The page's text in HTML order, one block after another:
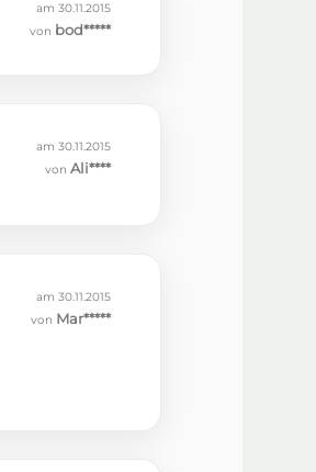
am 30.11.2015
von bod*****
am 30.11.2015
von Ali****
am 30.11.2015
von Mar*****